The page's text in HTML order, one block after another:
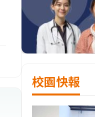
校園快報